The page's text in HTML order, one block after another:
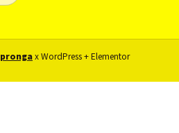
prongax WordPress + Elementor